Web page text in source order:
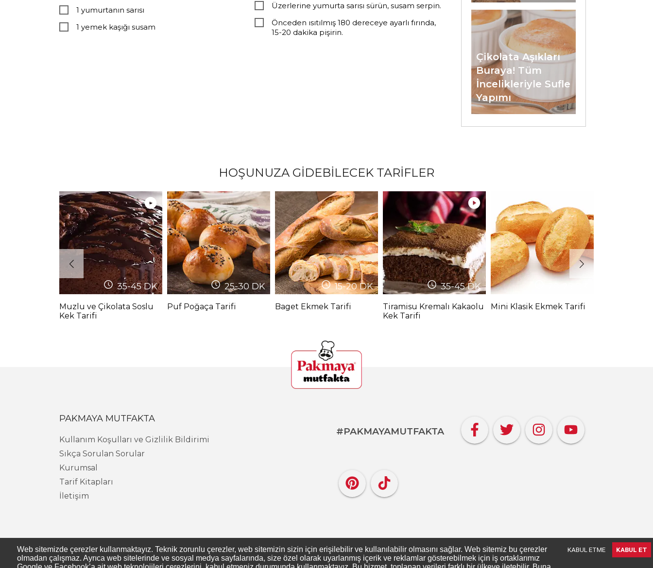
1 yumurtanın sarısı
1 yemek kaşığı susam
Üzerlerine yumurta sarısı sürün, susam serpin.
Önceden ısıtılmış 180 dereceye ayarlı fırında,
15-20 dakika pişirin.
Çikolata Aşıkları
Buraya! Tüm
İncelikleriyle Sufle
Yapımı
HOŞUNUZA GİDEBİLECEK TARİFLER
35-45DK
Muzlu ve Çikolata Soslu
Kek Tarifi
25-30DK
Puf Poğaça Tarifi
15-20DK
Baget Ekmek Tarifi
35-45DK
Tiramisu Kremalı Kakaolu
Kek Tarifi
Mini Klasik Ekmek Tarifi
PAKMAYA MUTFAKTA
Kullanım Koşulları ve Gizlilik Bildirimi
Sıkça Sorulan Sorular
Kurumsal
Tarif Kitapları
İletişim
#PAKMAYAMUTFAKTA
Web sitemizde çerezler kullanmaktayız. Teknik zorunlu çerezler, web sitemizin sizin için erişilebilir ve kullanılabilir olmasını sağlar. Web sitemiz bu çerezler
olmadan çalışmaz. Ayrıca web sitelerinde ve sosyal medya sayfalarında, size özel olarak uyarlanmış içerik ve reklamlar gösterebilmek için iş ortaklarımız
KABUL ETME KABUL ET